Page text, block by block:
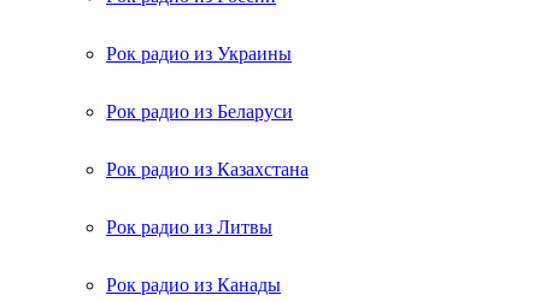
Рок радио из Украины
Рок радио из Беларуси
Рок радио из Казахстана
Рок радио из Литвы
Рок радио из Канады